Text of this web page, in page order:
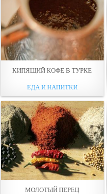
КИПЯЩИЙ КОФЕ В ТУРКЕ
ЕДА И НАПИТКИ
МОЛОТЫЙ ПЕРЕЦ